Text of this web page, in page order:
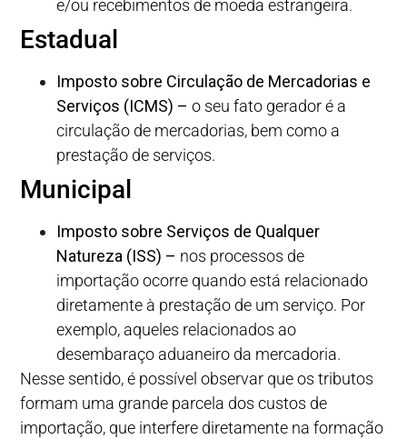
e/ou recebimentos de moeda estrangeira.
Estadual
Imposto sobre Circulação de Mercadorias e
Serviços (ICMS) – o seu fato gerador é a
circulação de mercadorias, bem como a
prestação de serviços.
Municipal
Imposto sobre Serviços de Qualquer
Natureza (ISS) – nos processos de
importação ocorre quando está relacionado
diretamente à prestação de um serviço. Por
exemplo, aqueles relacionados ao
desembaraço aduaneiro da mercadoria.
Nesse sentido, é possível observar que os tributos
formam uma grande parcela dos custos de
importação, que interfere diretamente na formação